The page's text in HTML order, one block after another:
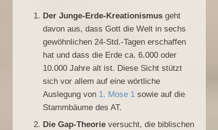
Der Junge-Erde-Kreationismus geht
davon aus, dass Gott die Welt in sechs
gewöhnlichen 24-Std.-Tagen erschaffen
hat und dass die Erde ca. 6.000 oder
10.000 Jahre alt ist. Diese Sicht stützt
sich vor allem auf eine wörtliche
Auslegung von 1. Mose 1 sowie auf die
Stammbäume des AT.
Die Gap-Theorie versucht, die biblischen